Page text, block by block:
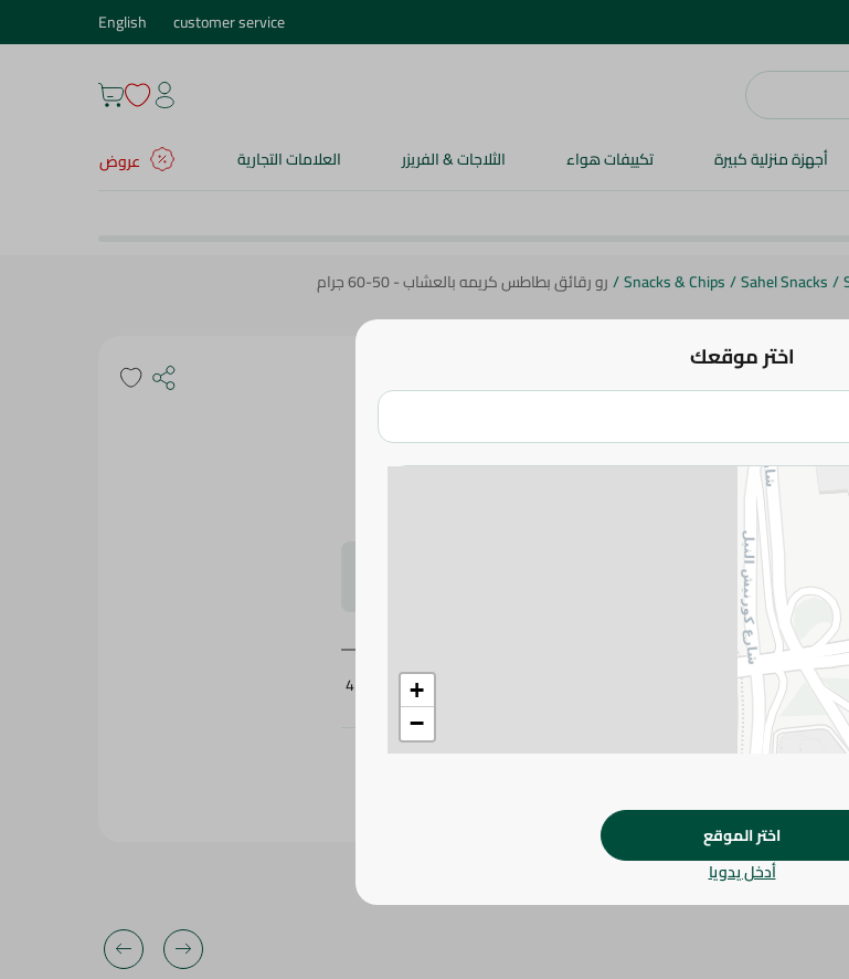
customer service
English
أجهزة منزلية كبيرة تكييفات هواء الثلاجات & الفريزر العلامات التجارية
عروض
/
Sahel Snacks
/
Snacks & Chips
/رو رقائق بطاطس كريمه بالعشاب - 50-60 جرام
رو رقائق بطاطس كريمه بالعشاب - 50-60 جرام
يرجى الملاحظة:
طفيف. قد يتغير التعبئة بناءً على التوفر.
SKU
434683
اختر موقعك
+
−
اختر الموقع
أدخل يدويا